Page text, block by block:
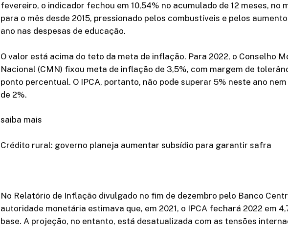
fevereiro, o indicador fechou em 10,54% no acumulado de 12 meses, no
para o mês desde 2015, pressionado pelos combustíveis e pelos
ano nas despesas de educação.
O valor está acima do teto da meta de inflação. Para 2022, o Conselho
Nacional (CMN) fixou meta de inflação de 3,5%, com margem de
ponto percentual. O IPCA, portanto, não pode superar 5% neste ano
de 2%.
saiba mais
Crédito rural: governo planeja aumentar subsídio para garantir safra
No Relatório de Inflação divulgado no fim de dezembro pelo Banco
autoridade monetária estimava que, em 2021, o IPCA fechará 2022 em
base. A projeção, no entanto, está desatualizada com as tensões